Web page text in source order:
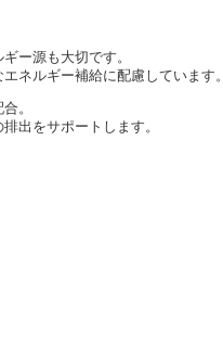
ー源も大切です。
ネルギー補給に配慮しています。
。
出をサポートします。